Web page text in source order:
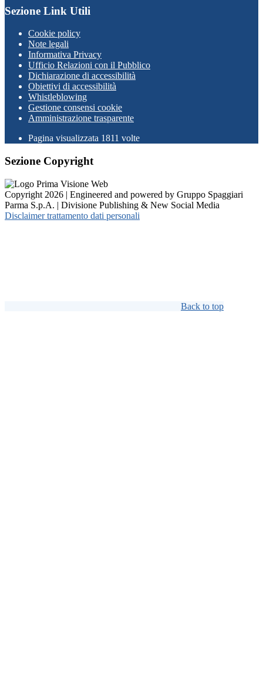
Sezione Link Utili
Cookie policy
Note legali
Informativa Privacy
Ufficio Relazioni con il Pubblico
Dichiarazione di accessibilità
Obiettivi di accessibilità
Whistleblowing
Gestione consensi cookie
Amministrazione trasparente
Pagina visualizzata 1811 volte
Sezione Copyright
Copyright 2026 | Engineered and powered by Gruppo Spaggiari
Parma S.p.A. | Divisione Publishing & New Social Media
Disclaimer trattamento dati personali
Back to top